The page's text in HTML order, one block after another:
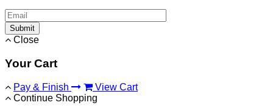
Submit
Close
Your Cart
Pay & Finish
View Cart
Continue Shopping